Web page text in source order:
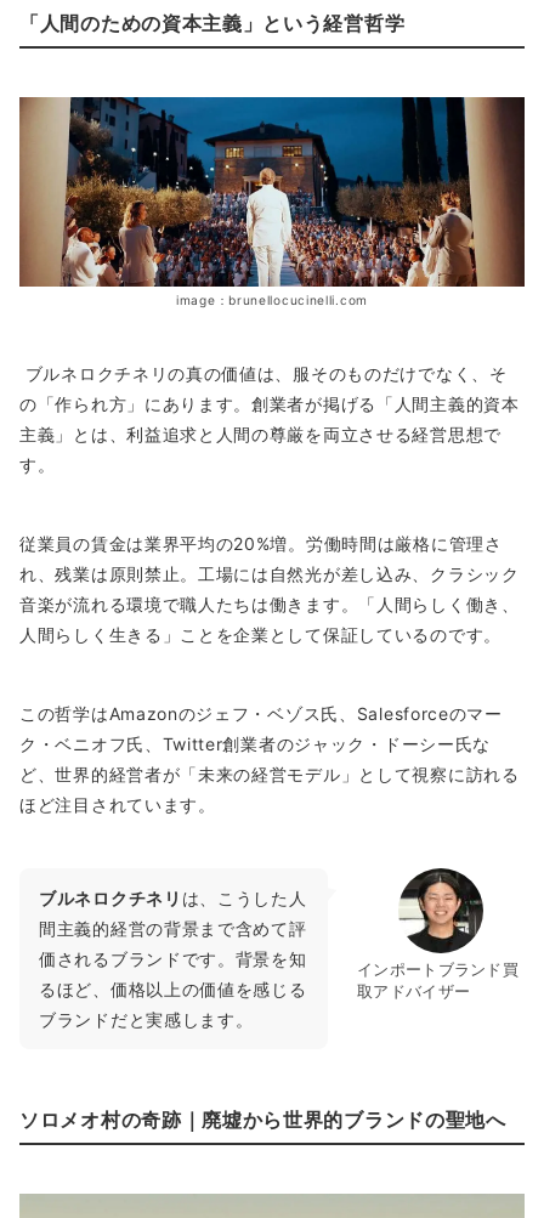
「人間のための資本主義」という経営哲学
image：brunellocucinelli.com
ブルネロクチネリの真の価値は、服そのものだけでなく、そ
の「作られ方」にあります。創業者が掲げる「人間主義的資本
主義」とは、利益追求と人間の尊厳を両立させる経営思想で
す。
従業員の賃金は業界平均の20%増。労働時間は厳格に管理さ
れ、残業は原則禁止。工場には自然光が差し込み、クラシック
音楽が流れる環境で職人たちは働きます。「人間らしく働き、
人間らしく生きる」ことを企業として保証しているのです。
この哲学はAmazonのジェフ・ベゾス氏、Salesforceのマー
ク・ベニオフ氏、Twitter創業者のジャック・ドーシー氏な
ど、世界的経営者が「未来の経営モデル」として視察に訪れる
ほど注目されています。
インポートブランド買
取アドバイザー
ブルネロクチネリ は、こうした人
間主義的経営の背景まで含めて評
価されるブランドです。背景を知
るほど、価格以上の価値を感じる
ブランドだと実感します。
ソロメオ村の奇跡｜廃墟から世界的ブランドの聖地へ